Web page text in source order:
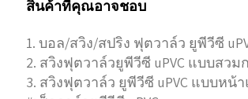
สินค้าที่คุณอาจชอบ
1. บอล/สวิง/สปริง ฟุตวาล์ว ยูพีวีซี
2. สวิงฟุตวาล์วยูพีวีซี uPVC แบบสวม
3. สวิงฟุตวาล์ว ยูพีวีซี uPVC แบบหน้